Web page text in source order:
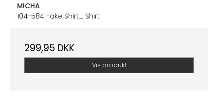
MICHA
104-584 Fake Shirt_ Shirt
299,95 DKK
Vis produkt